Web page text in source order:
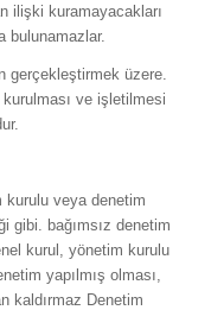
ilişki kuramayacakları
bulunamazlar.
gerçekleştirmek üzere.
ve işletilmesi
kurulu veya denetim
gibi. bağımsız denetim
kurul, yönetim kurulu
yapılmış olması,
kaldırmaz Denetim